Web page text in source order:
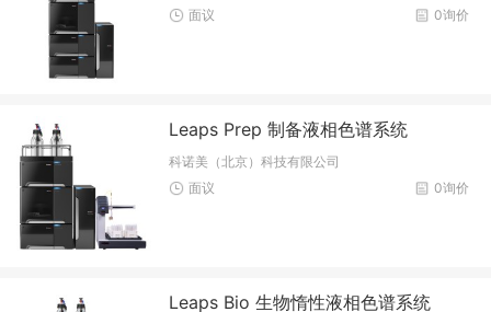
0询价
面议
Leaps Prep 制备液相色谱系统
科诺美（北京）科技有限公司
0询价
面议
Leaps Bio 生物惰性液相色谱系统